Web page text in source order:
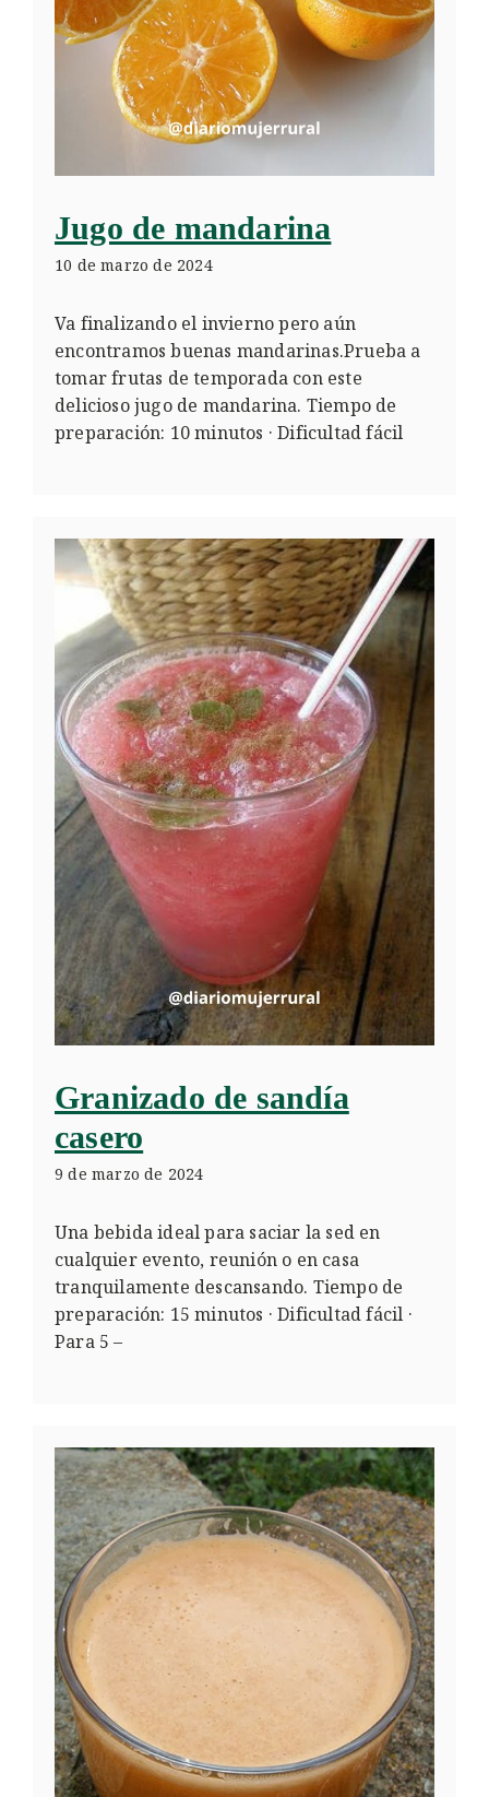
Jugo de mandarina
10 de marzo de 2024
Va finalizando el invierno pero aún
encontramos buenas mandarinas.Prueba a
tomar frutas de temporada con este
delicioso jugo de mandarina. Tiempo de
preparación: 10 minutos · Dificultad fácil
Granizado de sandía
casero
9 de marzo de 2024
Una bebida ideal para saciar la sed en
cualquier evento, reunión o en casa
tranquilamente descansando. Tiempo de
preparación: 15 minutos · Dificultad fácil ·
Para 5 –